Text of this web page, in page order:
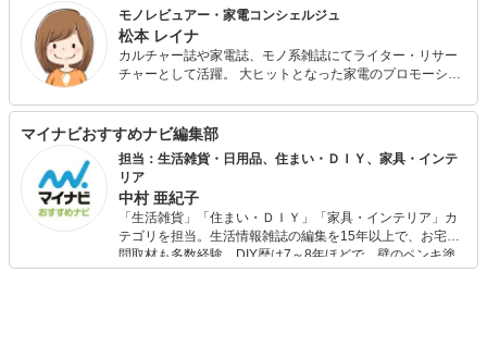
モノレビュアー・家電コンシェルジュ
松本 レイナ
カルチャー誌や家電誌、モノ系雑誌にてライター・リサー
チャーとして活躍。 大ヒットとなった家電のプロモーショ
般的な家電から、ちょっとマニアックなものまで「イイモ
ノはとにかく買って試す！」がモットー。 現在子育て中
で、キッズガジェットや知育玩具、花火などレジャーグッ
ズは子どもと一緒に愉しんでレビューしています。
マイナビおすすめナビ編集部
担当：生活雑貨・日用品、住まい・ＤＩＹ、家具・インテ
リア
中村 亜紀子
「生活雑貨」「住まい・ＤＩＹ」「家具・インテリア」カ
テゴリを担当。生活情報雑誌の編集を15年以上で、お宅訪
問取材も多数経験。DIY歴は7～8年ほどで、壁のペンキ塗
りや壁紙チェンジなどもチャレンジ済み。初心者でもモノ